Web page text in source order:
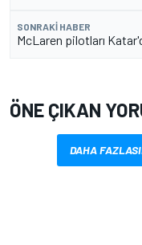
SONRAKI HABER
McLaren pilotları
ÖNE ÇIKAN
DAHA